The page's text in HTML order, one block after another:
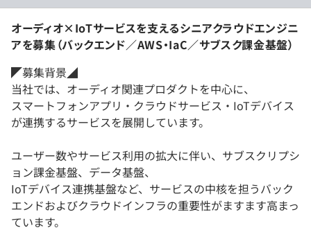
オーディオ×IoTサービスを支えるシニアクラウドエンジニ
アを募集（バックエンド／AWS・IaC／サブスク課金基盤）
◤募集背景◢
当社では、オーディオ関連プロダクトを中心に、
スマートフォンアプリ・クラウドサービス・IoTデバイス
が連携するサービスを展開しています。
ユーザー数やサービス利用の拡大に伴い、サブスクリプシ
ョン課金基盤、データ基盤、
IoTデバイス連携基盤など、サービスの中核を担うバック
エンドおよびクラウドインフラの重要性がますます高まっ
ています。